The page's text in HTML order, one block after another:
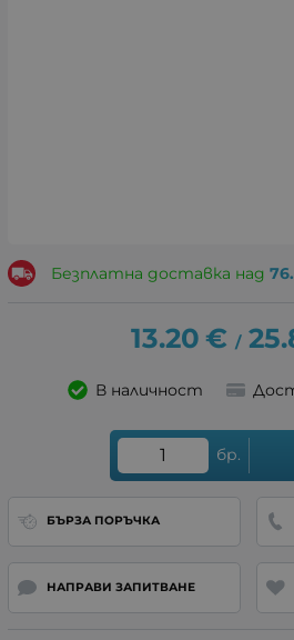
Безплатна доставка над
13.20 € /
В наличност
бр.
БЪРЗА ПОРЪЧКА
НАПРАВИ ЗАПИТВАНЕ